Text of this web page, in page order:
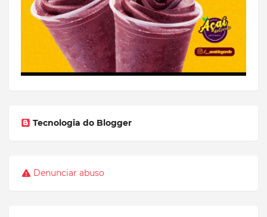
Tecnologia do Blogger
Denunciar abuso